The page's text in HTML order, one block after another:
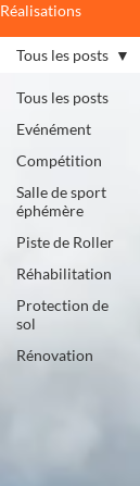
Réalisations
Tous les posts
Evénément
Compétition
Salle de sport
éphémère
Piste de Roller
Réhabilitation
Protection de
sol
Rénovation
Tous les posts